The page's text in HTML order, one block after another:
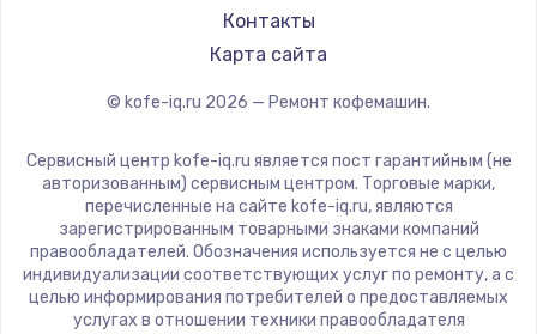
Nivona
Astoria
ROCKET MOZZAFIATO
Vivitek
Thomson
Hisense
DELTA
Контакты
Карта сайта
© kofe-iq.ru 2026 — Ремонт кофемашин.
Сервисный центр kofe-iq.ru является пост гарантийным (не
авторизованным) сервисным центром. Торговые марки,
перечисленные на сайте kofe-iq.ru, являются
зарегистрированным товарными знаками компаний
правообладателей. Обозначения используется не с целью
индивидуализации соответствующих услуг по ремонту, а с
целью информирования потребителей о предоставляемых
услугах в отношении техники правообладателя